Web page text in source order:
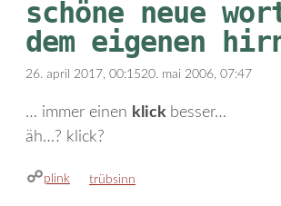
schöne neue
dem eigenen
26. april 2017, 00:1520. mai 2006, 07:47
… immer einen klick besser…
äh…? klick?
plink kategorien
trübsinn